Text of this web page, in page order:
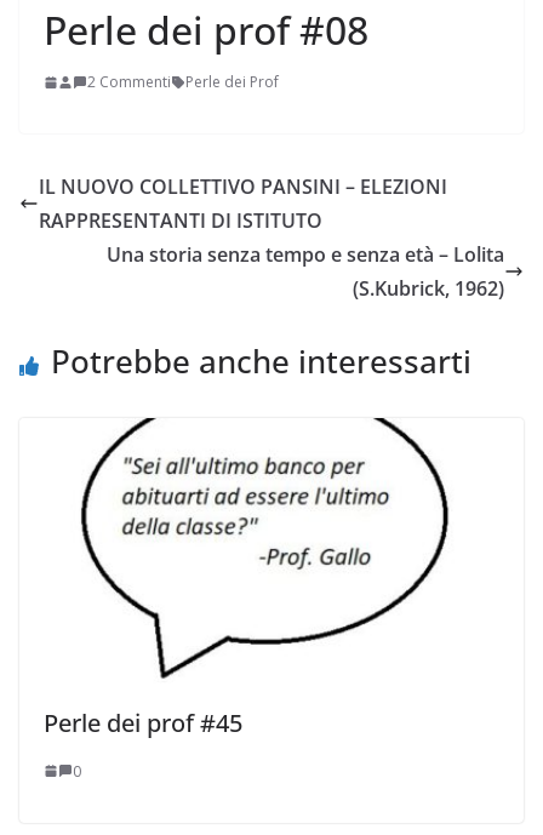
Perle dei prof #08
2 Commenti Perle dei Prof
IL NUOVO COLLETTIVO PANSINI – ELEZIONI
RAPPRESENTANTI DI ISTITUTO
Una storia senza tempo e senza età – Lolita
(S.Kubrick, 1962)
Potrebbe anche interessarti
Perle dei prof #45
0